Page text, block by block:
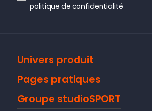
politique de confidentialité
Univers produit
Pages pratiques
Groupe studioSPORT